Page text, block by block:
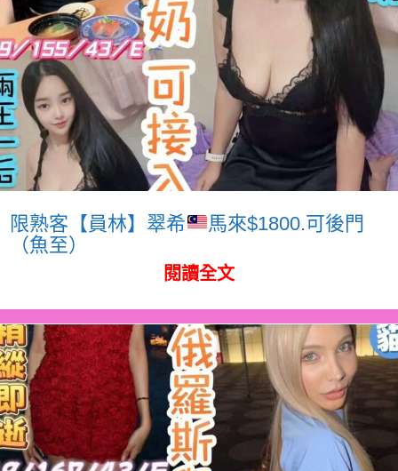
限熟客【員林】翠希
馬來$1800.可後門
（魚至）
閱讀全文